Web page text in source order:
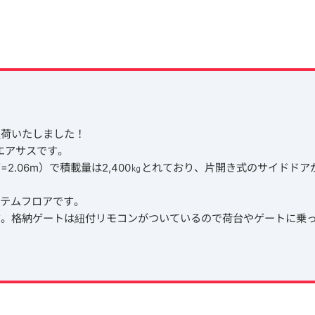
いたしました！
サスです。
）で積載量は2,400㎏とれており、片開き式のサイドドア
フロアです。
格納ゲートは紐付リモコンがついているので荷台やゲートに乗